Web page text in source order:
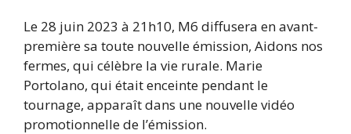
Le 28 juin 2023 à 21h10, M6 diffusera en avant-
première sa toute nouvelle émission, Aidons nos
fermes, qui célèbre la vie rurale. Marie
Portolano, qui était enceinte pendant le
tournage, apparaît dans une nouvelle vidéo
promotionnelle de l’émission.